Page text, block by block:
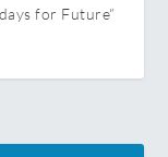
for Future“